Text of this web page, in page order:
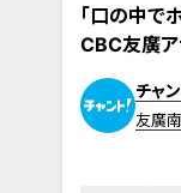
「口の中で
CBC友廣ア
大自然に
み
チャン
友廣